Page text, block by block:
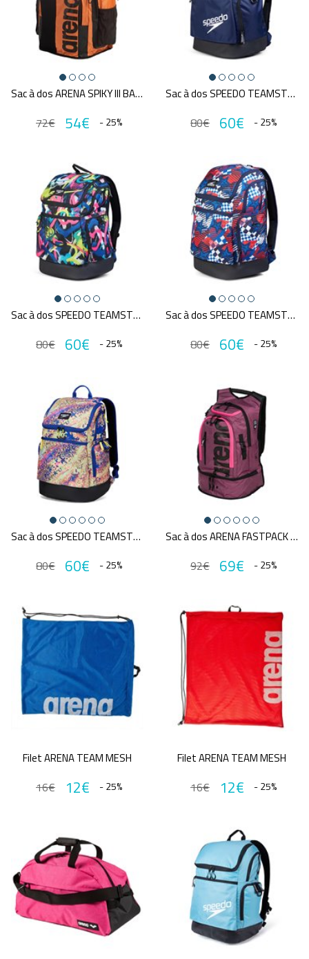
Sac à dos ARENA SPIKY III BACKPACK 45 ORANGE
72€ 54€ - 25%
Sac à dos SPEEDO TEAMSTER 2.0 RUCKSACK 35L
80€ 60€ - 25%
Sac à dos SPEEDO TEAMSTER 2.0 RUCKSACK 35L YEL/PIN
80€ 60€ - 25%
Sac à dos SPEEDO TEAMSTER 2.0 RUCKSACK 35L BLU/RED
80€ 60€ - 25%
Sac à dos SPEEDO TEAMSTER 2.0 RUCKSACK 35L PRINTED GRN
80€ 60€ - 25%
Sac à dos ARENA FASTPACK 3.0
92€ 69€ - 25%
Filet ARENA TEAM MESH
16€ 12€ - 25%
Filet ARENA TEAM MESH
16€ 12€ - 25%